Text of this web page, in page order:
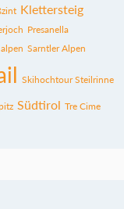
Klettersteig
Presanella
Sarntler Alpen
Skihochtour Steilrinne
Südtirol Tre Cime